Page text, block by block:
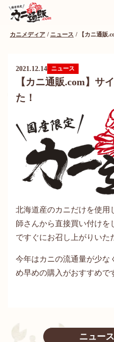
カニメディア ニュース 【カニ通販
2021.12.14 ニュース
【カニ通販.com】サ
た！
北海道産のカニだけを使用
師さんから直接買い付けを
ですぐにお召し上がりいた
今年はカニの流通量が少な
め早めの購入がおすすめで
ニュー